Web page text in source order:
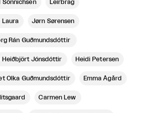
Sönnichsen Leirbrag
Jørn Sørensen
Rán Guðmundsdóttir
Heiðbjört Jónsdóttir Heidi Petersen
Olka Guðmundsdóttir Emma Ågård
Carmen Lew